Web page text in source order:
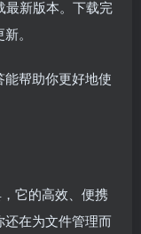
最新版本。下载完
。
帮助你更好地使
它的高效、便携
在为文件管理而